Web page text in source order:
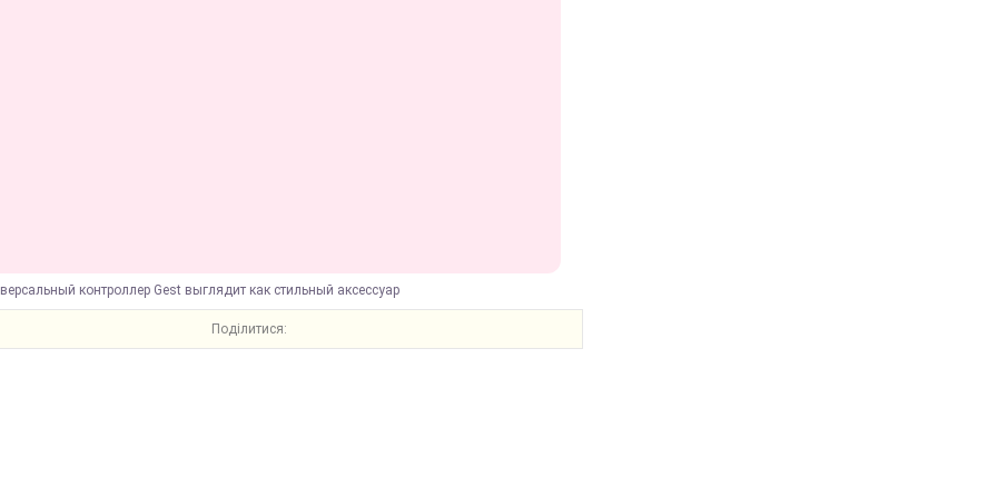
контроллер Gest выглядит как стильный аксессуар
Поділитися: